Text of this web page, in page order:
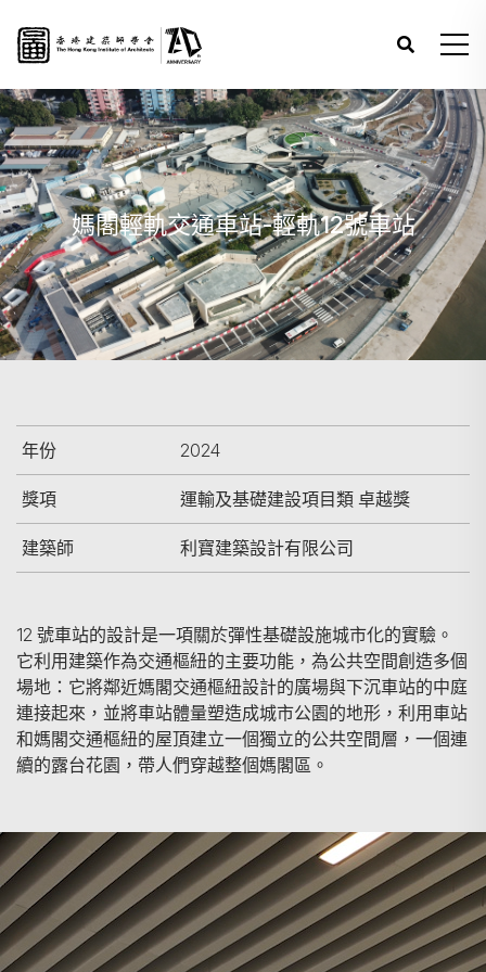
媽閣輕軌交通車站-輕軌12號車站
年份 2024
獎項 運輸及基礎建設項目類 卓越獎
建築師 利寶建築設計有限公司
12 號車站的設計是一項關於彈性基礎設施城市化的實驗。
它利用建築作為交通樞紐的主要功能，為公共空間創造多個
場地：它將鄰近媽閣交通樞紐設計的廣場與下沉車站的中庭
連接起來，並將車站體量塑造成城市公園的地形，利用車站
和媽閣交通樞紐的屋頂建立一個獨立的公共空間層，一個連
續的露台花園，帶人們穿越整個媽閣區。